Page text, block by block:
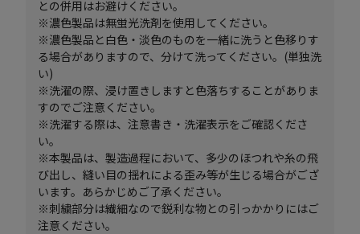
との併用はお避けください。
※濃色製品は無蛍光洗剤を使用してください。
※濃色製品と白色・淡色のものを一緒に洗うと色移りす
る場合がありますので、分けて洗ってください。(単独洗
い)
※洗濯の際、浸け置きしますと色落ちすることがありま
すのでご注意ください。
※洗濯する際は、注意書き・洗濯表示をご確認くださ
い。
※本製品は、製造過程において、多少のほつれや糸の飛
び出し、縫い目の揺れによる歪み等が生じる場合がござ
います。あらかじめご了承ください。
※刺繍部分は繊細なので鋭利な物との引っかかりにはご
注意ください。